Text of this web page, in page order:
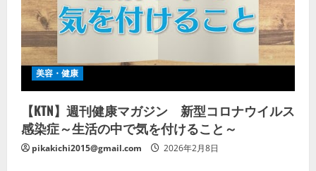
美容・健康
【KTN】週刊健康マガジン 新型コロナウイルス
感染症～生活の中で気を付けること～
pikakichi2015@gmail.com 2026年2月8日